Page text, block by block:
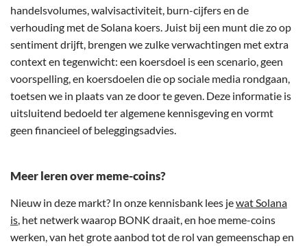
handelsvolumes, walvisactiviteit, burn-cijfers en de
verhouding met de Solana koers. Juist bij een munt die zo op
sentiment drijft, brengen we zulke verwachtingen met extra
context en tegenwicht: een koersdoel is een scenario, geen
voorspelling, en koersdoelen die op sociale media rondgaan,
toetsen we in plaats van ze door te geven. Deze informatie is
uitsluitend bedoeld ter algemene kennisgeving en vormt
geen financieel of beleggingsadvies.
Meer leren over meme-coins?
Nieuw in deze markt? In onze kennisbank lees jewat Solana
is, het netwerk waarop BONK draait, en hoe meme-coins
werken, van het grote aanbod tot de rol van gemeenschap en